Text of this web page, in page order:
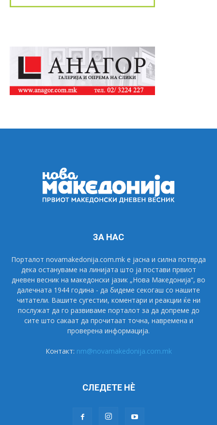
ЗА НАС
Порталот novamakedonija.com.mk е јасна и силна потврда
дека остануваме на линијата што ја постави првиот
дневен весник на македонски јазик „Нова Македонија“, во
далечната 1944 година - да бидеме секогаш со нашите
читатели. Вашите сугестии, коментари и реакции ќе ни
послужат да го развиваме порталот за да допреме до
сите што сакаат да прочитаат точна, навремена и
проверена информација.
Контакт: nm@novamakedonija.com.mk
СЛЕДЕТЕ НÈ